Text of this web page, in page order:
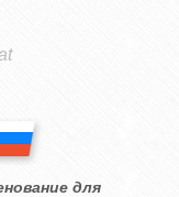
для